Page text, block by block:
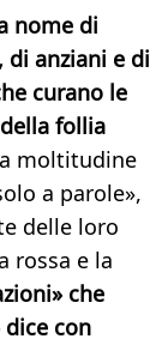
nome di
anziani e di
curano le
follia
moltitudine
a parole»,
delle loro
rossa e la
che
con